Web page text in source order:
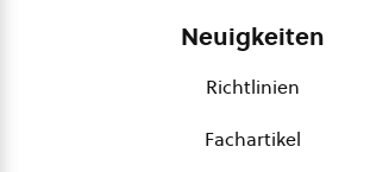
Neuigkeiten
Richtlinien
Fachartikel